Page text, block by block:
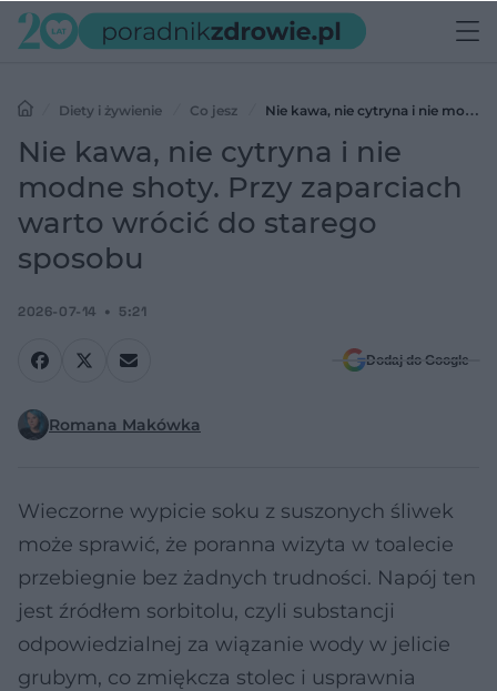
Diety i żywienie Co jesz
Nie kawa, nie cytryna i nie modne
shoty. Przy zaparciach warto wrócić do starego sposobu
Nie kawa, nie cytryna i nie
modne shoty. Przy zaparciach
warto wrócić do starego
sposobu
2026-07-14 5:21
Dodaj do Google
Romana Makówka
Wieczorne wypicie soku z suszonych śliwek
może sprawić, że poranna wizyta w toalecie
przebiegnie bez żadnych trudności. Napój ten
jest źródłem sorbitolu, czyli substancji
odpowiedzialnej za wiązanie wody w jelicie
grubym, co zmiękcza stolec i usprawnia